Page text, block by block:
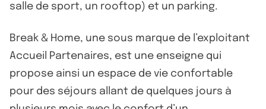
salle de sport, un rooftop) et un parking.
Break & Home, une sous marque de l’exploitant
Accueil Partenaires, est une enseigne qui
propose ainsi un espace de vie confortable
pour des séjours allant de quelques jours à